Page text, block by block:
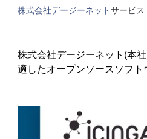
株式会社デージーネットサービス
株式会社デージーネット(本
適したオープンソースソフト